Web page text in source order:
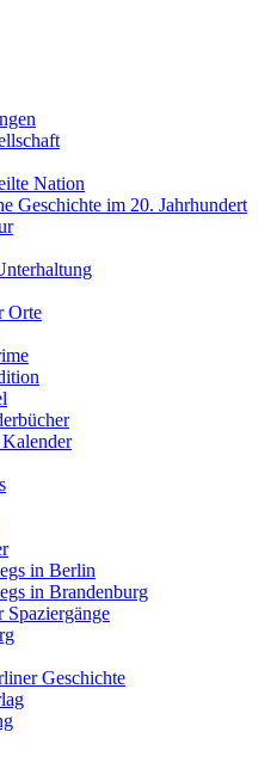
Nation
Geschichte im 20. Jahrhundert
Orte
in Berlin
in Brandenburg
Spaziergänge
Geschichte